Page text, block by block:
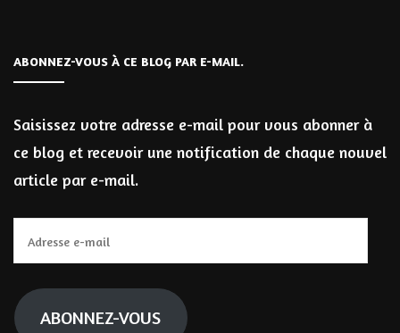
ABONNEZ-VOUS À CE BLOG PAR E-MAIL.
Saisissez votre adresse e-mail pour vous abonner à
ce blog et recevoir une notification de chaque nouvel
article par e-mail.
e-
mail
ABONNEZ-VOUS